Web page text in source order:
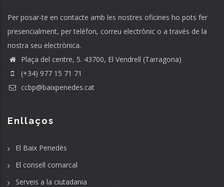
Per posar-te en contacte amb les nostres oficines ho pots fer
presencialment, per telèfon, correu electrònic o a través de la
nostra seu electrònica.
Plaça del centre, 5. 43700, El Vendrell (Tarragona)
(+34) 977 15 71 71
ccbp@baixpenedes.cat
Enllaços
El Baix Penedès
El consell comarcal
Serveis a la ciutadania